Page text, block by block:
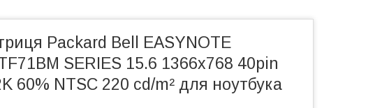
Packard Bell EASYNOTE
SERIES 15.6 1366x768 40pin
60% NTSC 220 cd/m² для ноутбука